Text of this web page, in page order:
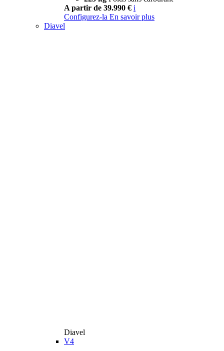
A partir de 39.990 € i
Configurez-la En savoir plus
Diavel
Diavel
V4